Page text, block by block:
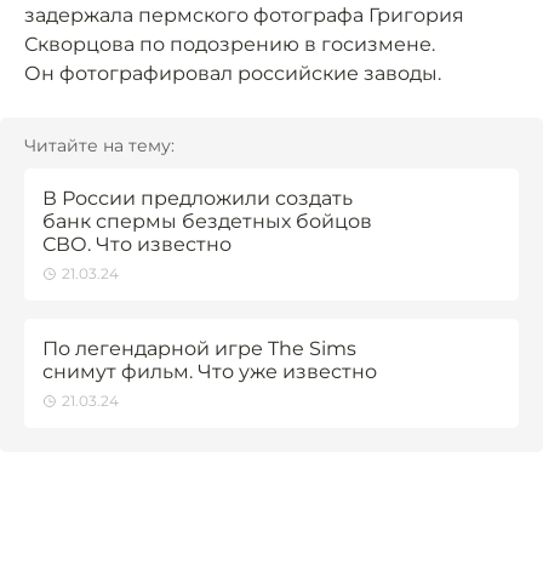
задержала пермского фотографа Григория
Скворцова по подозрению в госизмене.
Он фотографировал российские заводы.
Читайте на тему:
В России предложили создать
банк спермы бездетных бойцов
СВО. Что известно
21.03.24
По легендарной игре The Sims
снимут фильм. Что уже известно
21.03.24